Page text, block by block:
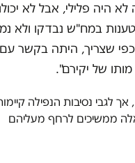
היה פלילי, אבל לא
הטענות במח"ש נבדקו
שצריך, היתה בקשר
של יקירם".
לגבי נסיבות הנפילה
ממשיכים לרחף מעליהם